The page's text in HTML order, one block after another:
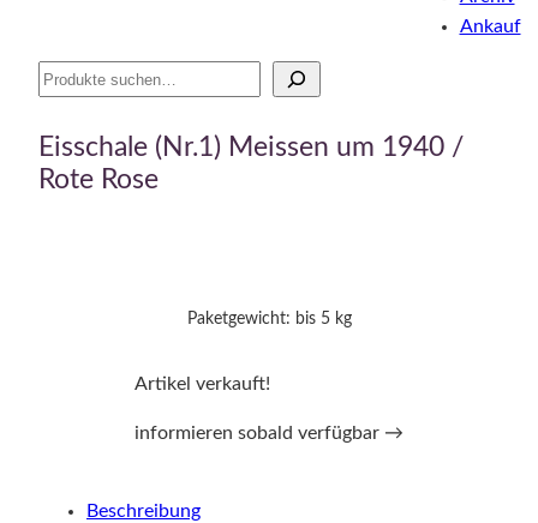
Suche
Ankauf
Eisschale (Nr.1) Meissen um 1940 /
Rote Rose
Paketgewicht: bis 5 kg
Artikel verkauft!
informieren sobald verfügbar →
Beschreibung